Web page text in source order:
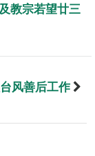
教宗若望廿三
风善后工作